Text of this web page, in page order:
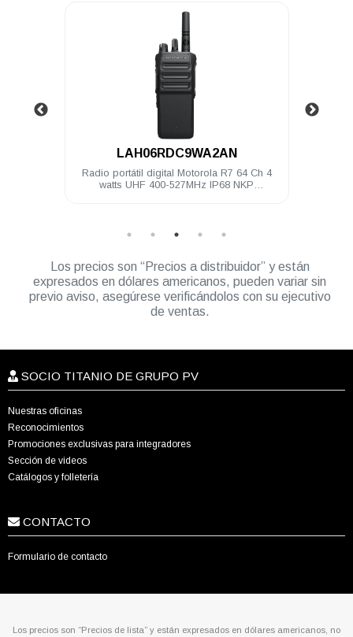
.
LAH06RDC9WA2AN
Radio portátil digital Motorola R7 64 Ch 4
watts UHF 400-527MHz IP68 NKP
Los precios son “Precios a distribuidor” y están
expresados en dólares americanos, pueden variar sin
previo aviso, asegúrese verificándolos con su ejecutivo
de ventas.
SOCIO TITANIO DE GRUPO PV
Nuestras oficinas
Reconocimientos
Promociones exclusivas para integradores
Sección de videos
Catálogos y folletería
CONTACTO
Formulario de contacto
Los precios son “Precios de lista” y están expresados en dólares americanos, no